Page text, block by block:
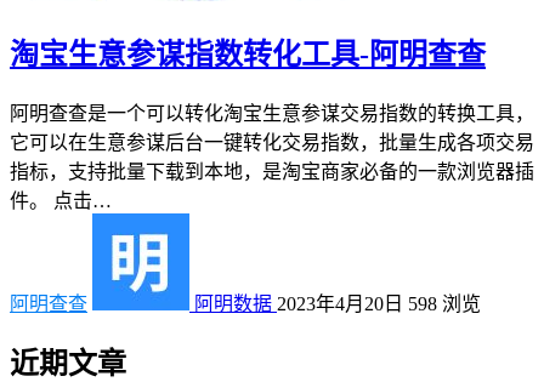
淘宝生意参谋指数转化工具-阿明查查
阿明查查是一个可以转化淘宝生意参谋交易指数的转换工具，
它可以在生意参谋后台一键转化交易指数，批量生成各项交易
指标，支持批量下载到本地，是淘宝商家必备的一款浏览器插
件。 点击…
阿明查查 阿明数据 2023年4月20日 598 浏览
近期文章